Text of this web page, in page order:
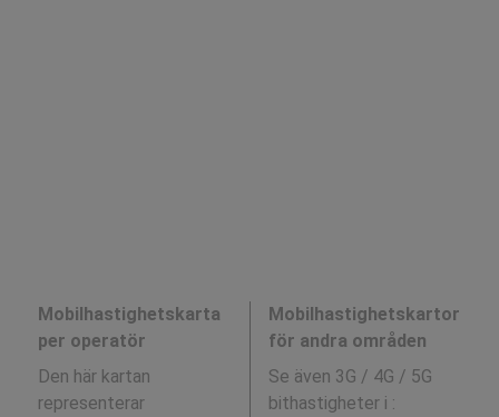
Mobilhastighetskarta
per operatör
Den här kartan
representerar
Mobilhastighetskartor
för andra områden
Se även 3G / 4G / 5G
bithastigheter i :